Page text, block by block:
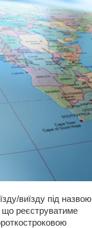
виїзду під назвою
реєструватиме